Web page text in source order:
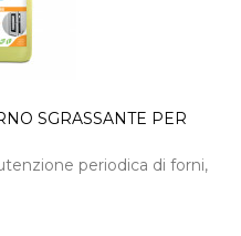
SGRASSANTE PER
periodica di forni,